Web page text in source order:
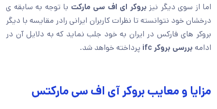
اما از سوی دیگر نیز بروکر ای اف سی مارکت با توجه به سابقه ی
درخشان خود نتوانسته تا نظرات کاربران ایرانی رادر مقایسه با دیگر
بروکر های فارکس در ایران به خود جلب نماید که به دلایل آن در
ادامه بررسی بروکر ifc پرداخته خواهد شد.
مزایا و معایب بروکر آی اف سی مارکتس